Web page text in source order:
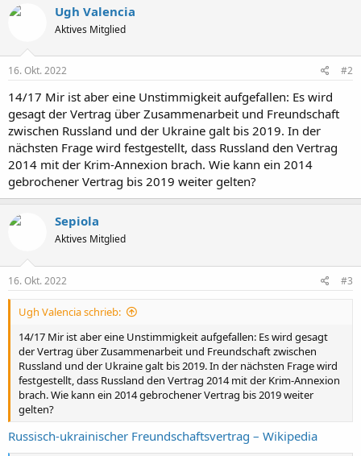
n
e
:
Ugh Valencia
Aktives Mitglied
16. Okt. 2022 #2
14/17 Mir ist aber eine Unstimmigkeit aufgefallen: Es wird
gesagt der Vertrag über Zusammenarbeit und Freundschaft
zwischen Russland und der Ukraine galt bis 2019. In der
nächsten Frage wird festgestellt, dass Russland den Vertrag
2014 mit der Krim-Annexion brach. Wie kann ein 2014
gebrochener Vertrag bis 2019 weiter gelten?
Sepiola
Aktives Mitglied
16. Okt. 2022 #3
Ugh Valencia schrieb:
14/17 Mir ist aber eine Unstimmigkeit aufgefallen: Es wird gesagt
der Vertrag über Zusammenarbeit und Freundschaft zwischen
Russland und der Ukraine galt bis 2019. In der nächsten Frage wird
festgestellt, dass Russland den Vertrag 2014 mit der Krim-Annexion
brach. Wie kann ein 2014 gebrochener Vertrag bis 2019 weiter
gelten?
Russisch-ukrainischer Freundschaftsvertrag – Wikipedia